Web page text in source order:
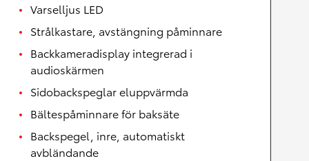
Varselljus LED
Strålkastare, avstängning påminnare
Backkameradisplay integrerad i
audioskärmen
Sidobackspeglar eluppvärmda
Bältespåminnare för baksäte
Backspegel, inre, automatiskt
avbländande